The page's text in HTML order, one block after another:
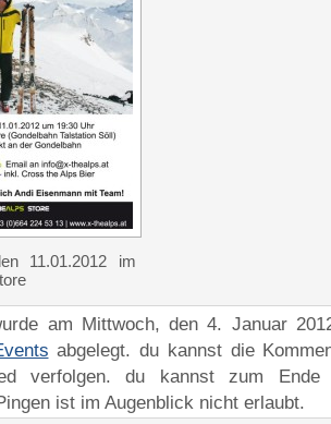
11.01.2012 im
am Mittwoch, den 4. Januar
abgelegt. du kannst die
verfolgen. du kannst zum Ende
ist im Augenblick nicht erlaubt.